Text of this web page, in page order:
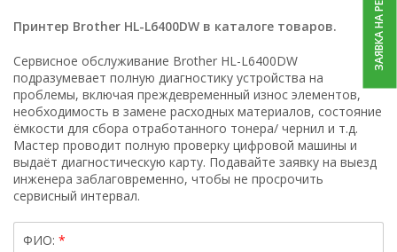
Принтер Brother HL-L6400DW в каталоге товаров.
Сервисное обслуживание Brother HL-L6400DW
подразумевает полную диагностику устройства на
проблемы, включая преждевременный износ элементов,
необходимость в замене расходных материалов, состояние
ёмкости для сбора отработанного тонера/ чернил и т.д.
Мастер проводит полную проверку цифровой машины и
выдаёт диагностическую карту. Подавайте заявку на выезд
инженера заблаговременно, чтобы не просрочить
сервисный интервал.
ФИО: